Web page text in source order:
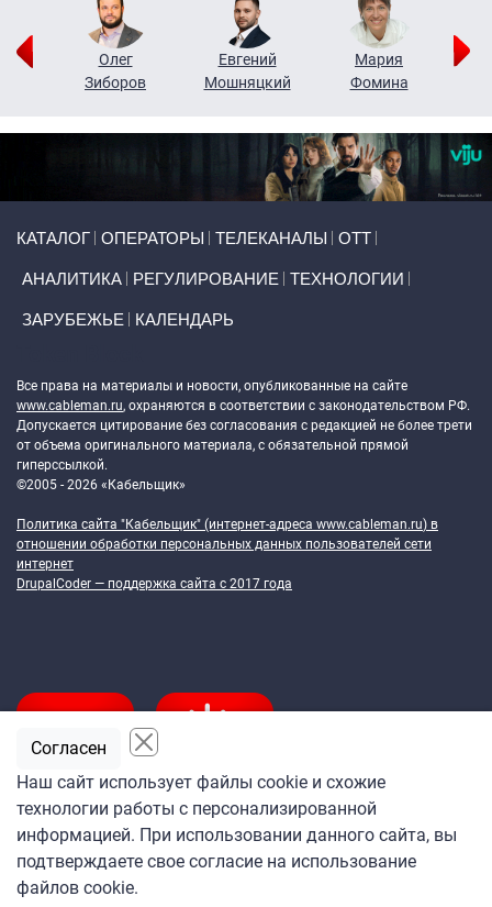
Олег
Зиборов
Евгений
Мошняцкий
Мария
Фомина
КАТАЛОГ ОПЕРАТОРЫ ТЕЛЕКАНАЛЫ ОТТ
АНАЛИТИКА РЕГУЛИРОВАНИЕ ТЕХНОЛОГИИ
ЗАРУБЕЖЬЕ КАЛЕНДАРЬ
Все права на материалы и новости, опубликованные на сайте
www.cableman.ru, охраняются в соответствии с законодательством РФ.
Допускается цитирование без согласования с редакцией не более трети
от объема оригинального материала, с обязательной прямой
гиперссылкой.
©2005 - 2026 «Кабельщик»
Политика сайта "Кабельщик" (интернет-адреса www.cableman.ru) в
отношении обработки персональных данных пользователей сети
интернет
DrupalCoder — поддержка сайта c 2017 года
Подпишитесь
на ежедневную рассылку
«Кабельщика»
Наш сайт использует файлы cookie и схожие
технологии работы с персонализированной
информацией. При использовании данного сайта, вы
подтверждаете свое согласие на использование
файлов cookie.
Согласен